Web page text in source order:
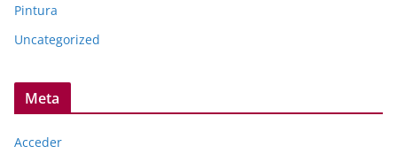
Pintura
Uncategorized
Meta
Acceder